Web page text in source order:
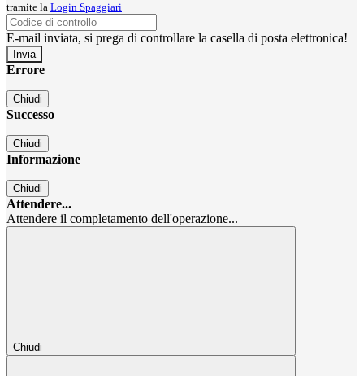
tramite la Login Spaggiari
E-mail inviata, si prega di controllare la casella di posta elettronica!
Errore
Chiudi
Successo
Chiudi
Informazione
Chiudi
Attendere...
Attendere il completamento dell'operazione...
Chiudi